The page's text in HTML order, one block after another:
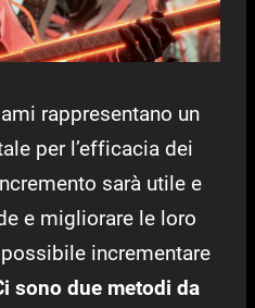
rappresentano un
per l’efficacia dei
sarà utile e
e migliorare le loro
incrementare
sono due metodi da